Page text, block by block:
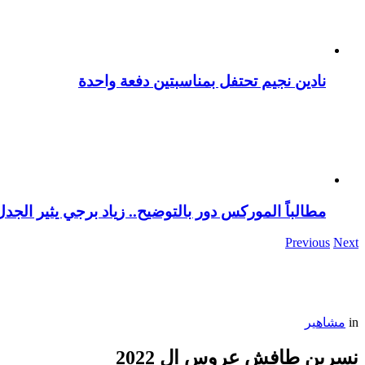
نادين نجيم تحتفل بمناسبتين دفعة واحدة
مطالباً الموركس دور بالتوضيح.. زياد برجي يثير
Previous Next
in مشاهير
نسرين طافش عروس ال 2022